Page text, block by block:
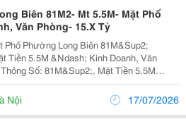
Biên 81M2- Mt 5.5M- Mặt Phố
Văn Phòng- 15.X Tỷ
Phố Phường Long Biên 81M&Sup2;
Tiền 5.5M &Ndash; Kinh Doanh, Văn
Số Cực Đẹp Để Thiết Kế Tòa Nhà
Trí &Amp; Tiềm Năng: Đất Mặt Phố Trung
Nội 17/07/2026